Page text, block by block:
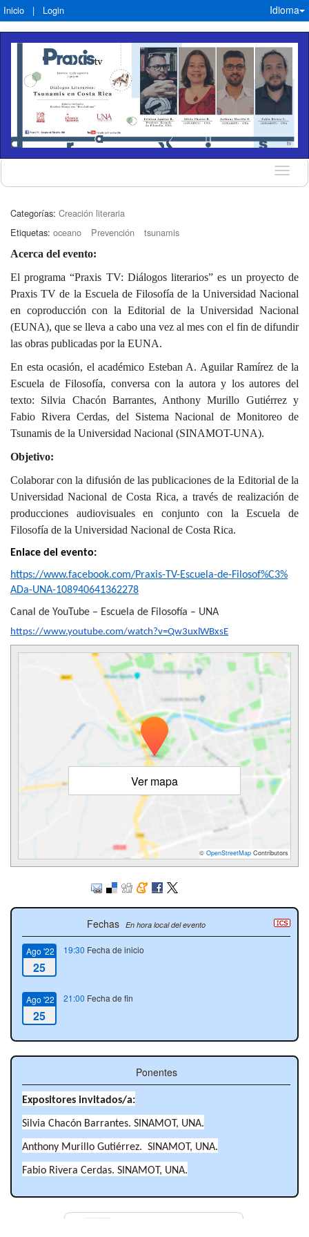
Inicio | Login Idioma
Idioma
Categorías: Creación literaria
Etiquetas: oceano Prevención tsunamis
Acerca del evento:
El programa “Praxis TV: Diálogos literarios” es un proyecto de
Praxis TV de la Escuela de Filosofía de la Universidad Nacional
en coproducción con la Editorial de la Universidad Nacional
(EUNA), que se lleva a cabo una vez al mes con el fin de difundir
las obras publicadas por la EUNA.
En esta ocasión, el académico Esteban A. Aguilar Ramírez de la
Escuela de Filosofía, conversa con la autora y los autores del
texto: Silvia Chacón Barrantes, Anthony Murillo Gutiérrez y
Fabio Rivera Cerdas, del Sistema Nacional de Monitoreo de
Tsunamis de la Universidad Nacional (SINAMOT-UNA).
Objetivo:
Colaborar con la difusión de las publicaciones de la Editorial de la
Universidad Nacional de Costa Rica, a través de realización de
producciones audiovisuales en conjunto con la Escuela de
Filosofía de la Universidad Nacional de Costa Rica.
Enlace del evento:
https://www.facebook.com/Praxis-TV-Escuela-de-Filosof%C3%
ADa-UNA-108940641362278
Canal de YouTube – Escuela de Filosofía – UNA
https://www.youtube.com/watch?v=Qw3uxlWBxsE
Ver mapa
© OpenStreetMap Contributors
Fechas En hora local del evento
Ago '22
25
19:30 Fecha de inicio
Ago '22
25
21:00 Fecha de fin
Ponentes
Expositores invitados/a:
Silvia Chacón Barrantes. SINAMOT, UNA.
Anthony Murillo Gutiérrez. SINAMOT, UNA.
Fabio Rivera Cerdas. SINAMOT, UNA.